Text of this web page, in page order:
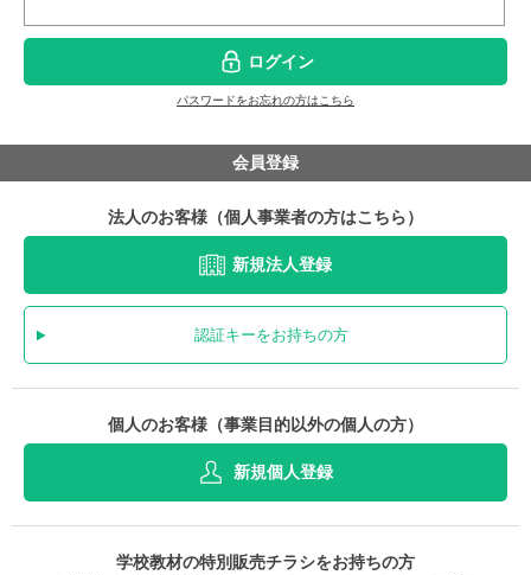
ログイン
パスワードをお忘れの方はこちら
会員登録
法人のお客様（個人事業者の方はこちら）
新規法人登録
認証キーをお持ちの方
個人のお客様（事業目的以外の個人の方）
新規個人登録
学校教材の特別販売チラシをお持ちの方